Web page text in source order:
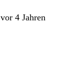
vor 4 Jahren